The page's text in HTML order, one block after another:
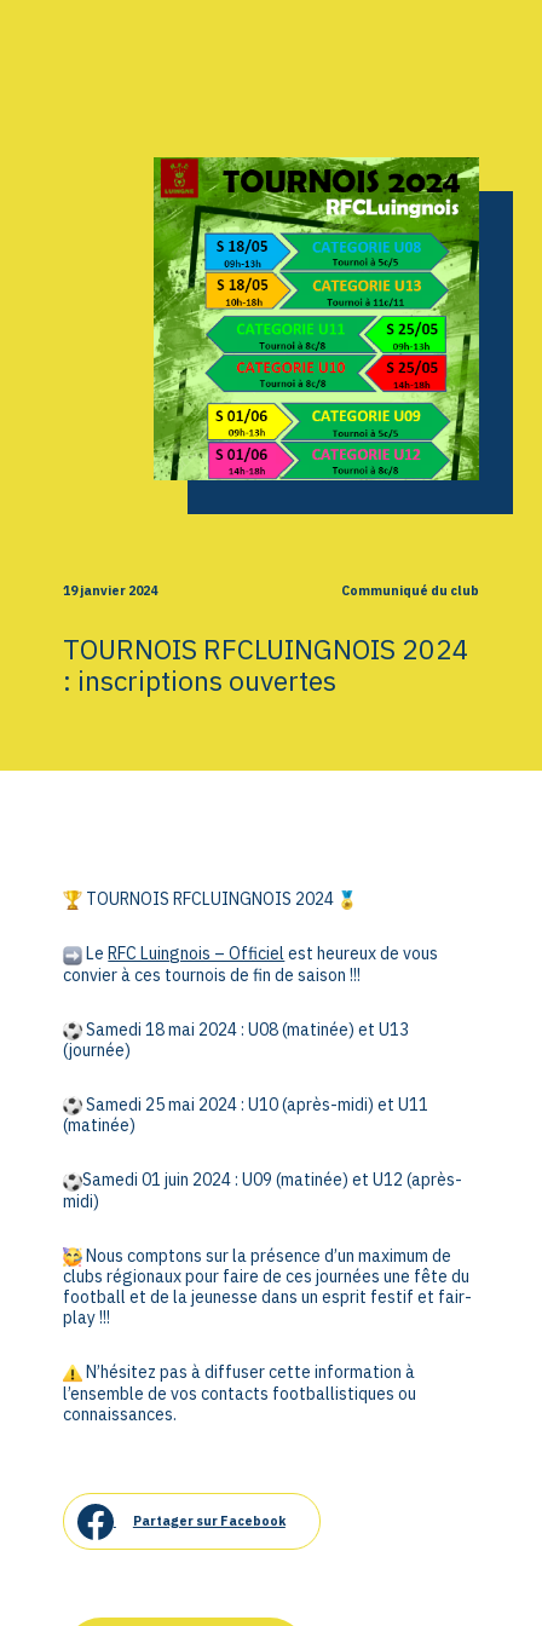
INFOS
CONTACT
19 janvier 2024 Communiqué du club
TOURNOIS RFCLUINGNOIS 2024
: inscriptions ouvertes
TOURNOIS RFCLUINGNOIS 2024
LeRFC Luingnois – Officiel est heureux de vous
convier à ces tournois de fin de saison !!!
Samedi 18 mai 2024 : U08 (matinée) et U13
(journée)
Samedi 25 mai 2024 : U10 (après-midi) et U11
(matinée)
Samedi 01 juin 2024 : U09 (matinée) et U12 (après-
midi)
Nous comptons sur la présence d’un maximum de
clubs régionaux pour faire de ces journées une fête du
football et de la jeunesse dans un esprit festif et fair-
play !!!
N’hésitez pas à diffuser cette information à
l’ensemble de vos contacts footballistiques ou
connaissances.
Partager sur Facebook